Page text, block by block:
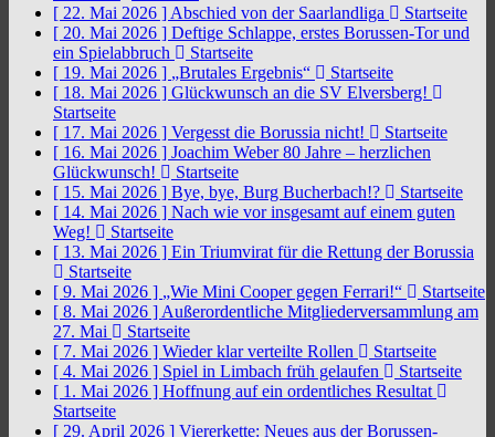
[ 22. Mai 2026 ] Abschied von der Saarlandliga
Startseite
[ 20. Mai 2026 ] Deftige Schlappe, erstes Borussen-Tor und
ein Spielabbruch
Startseite
[ 19. Mai 2026 ] „Brutales Ergebnis“
Startseite
[ 18. Mai 2026 ] Glückwunsch an die SV Elversberg!
Startseite
[ 17. Mai 2026 ] Vergesst die Borussia nicht!
Startseite
[ 16. Mai 2026 ] Joachim Weber 80 Jahre – herzlichen
Glückwunsch!
Startseite
[ 15. Mai 2026 ] Bye, bye, Burg Bucherbach!?
Startseite
[ 14. Mai 2026 ] Nach wie vor insgesamt auf einem guten
Weg!
Startseite
[ 13. Mai 2026 ] Ein Triumvirat für die Rettung der Borussia
Startseite
[ 9. Mai 2026 ] „Wie Mini Cooper gegen Ferrari!“
Startseite
[ 8. Mai 2026 ] Außerordentliche Mitgliederversammlung am
27. Mai
Startseite
[ 7. Mai 2026 ] Wieder klar verteilte Rollen
Startseite
[ 4. Mai 2026 ] Spiel in Limbach früh gelaufen
Startseite
[ 1. Mai 2026 ] Hoffnung auf ein ordentliches Resultat
Startseite
[ 29. April 2026 ] Viererkette: Neues aus der Borussen-